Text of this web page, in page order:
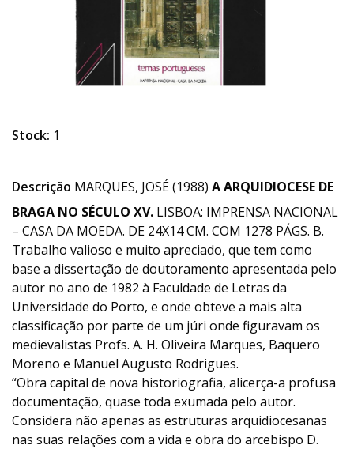
Stock: 1
Descrição MARQUES, JOSÉ (1988) A ARQUIDIOCESE DE
BRAGA NO SÉCULO XV. LISBOA: IMPRENSA NACIONAL
– CASA DA MOEDA. DE 24X14 CM. COM 1278 PÁGS. B.
Trabalho valioso e muito apreciado, que tem como
base a dissertação de doutoramento apresentada pelo
autor no ano de 1982 à Faculdade de Letras da
Universidade do Porto, e onde obteve a mais alta
classificação por parte de um júri onde figuravam os
medievalistas Profs. A. H. Oliveira Marques, Baquero
Moreno e Manuel Augusto Rodrigues.
“Obra capital de nova historiografia, alicerça-a profusa
documentação, quase toda exumada pelo autor.
Considera não apenas as estruturas arquidiocesanas
nas suas relações com a vida e obra do arcebispo D.